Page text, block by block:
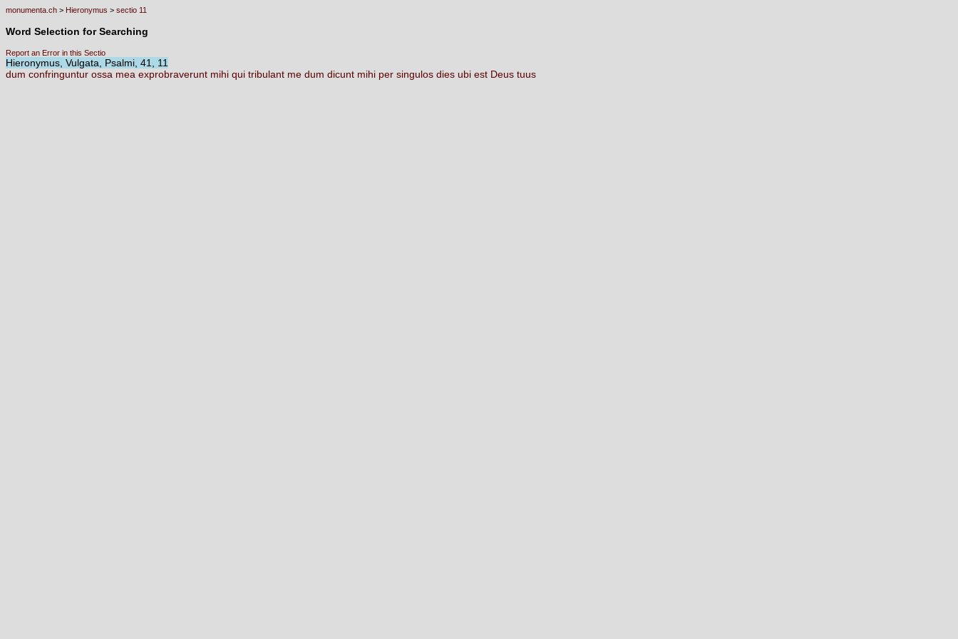
monumenta.ch > Hieronymus > sectio 11
Word Selection for Searching
Report an Error in this Sectio
Hieronymus, Vulgata, Psalmi, 41, 11
dum confringuntur ossa mea exprobraverunt mihi qui tribulant me dum dicunt mihi per singulos dies ubi est Deus tuus